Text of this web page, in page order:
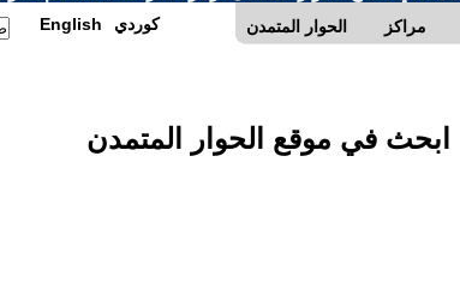
الحوار المتمدن مراكز English كوردي
ابحث في موقع الحوار المتمدن